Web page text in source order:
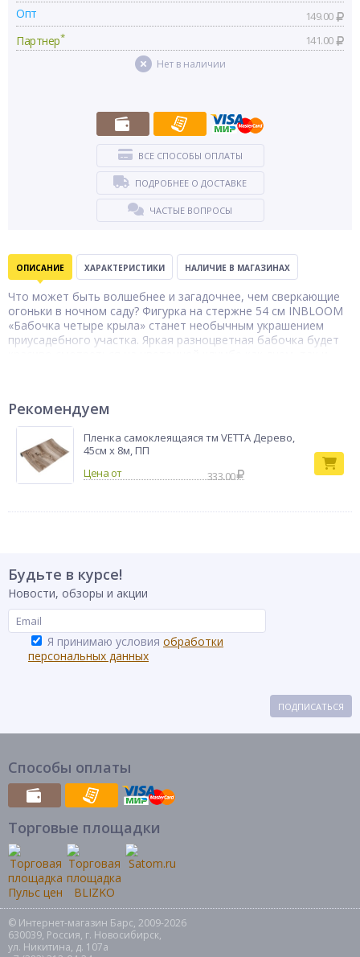
Опт 149.00
Партнер* 141.00
Нет в наличии
ВСЕ СПОСОБЫ ОПЛАТЫ
ПОДРОБНЕЕ О ДОСТАВКЕ
ЧАСТЫЕ ВОПРОСЫ
ОПИСАНИЕ ХАРАКТЕРИСТИКИ НАЛИЧИЕ В МАГАЗИНАХ
Что может быть волшебнее и загадочнее, чем сверкающие
огоньки в ночном саду? Фигурка на стержне 54 см INBLOOM
«Бабочка четыре крыла» станет необычным украшением
приусадебного участка. Яркая разноцветная бабочка будет
Тип товара
Бренд
INBLOOM
Рекомендуем
Пленка самоклеящаяся тм VETTA Дерево,
45см x 8м, ПП
333.00
Будьте в курсе!
Новости, обзоры и акции
Я принимаю условия обработки
персональных данных
ПОДПИСАТЬСЯ
Способы оплаты
Торговые площадки
© Интернет-магазин Барс, 2009-2026
630039, Россия, г. Новосибирск,
ул. Никитина, д. 107а